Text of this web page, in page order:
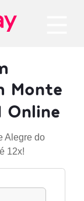
Monte
Online
Alegre do
12x!